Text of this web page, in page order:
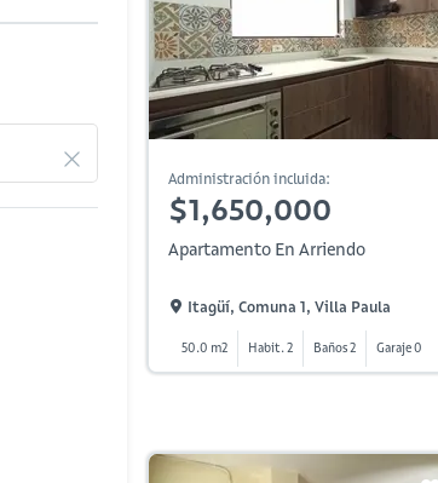
Administración incluida:
$1,650,000
Apartamento En Arriendo
Itagüí, Comuna 1, Villa Paula
50.0 m2 Habit. 2 Baños 2 Garaje 0